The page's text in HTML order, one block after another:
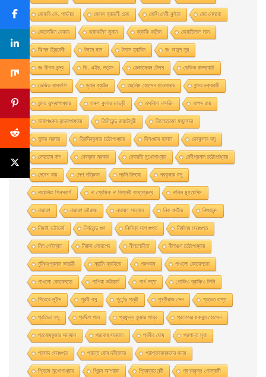
জেফরি কে. গার্ডনার জেমস হ্যাডলী চেজ জেসি মেরী কুইয়া জো নেসবো
জোসেফিন বেকার জ্যাকলিন সুসান জ্যাকি কলিন্স জ্যোতিলাল দাস
ঝিলম ত্রিবেদী টমাস মান টমাস হ্যারিস ডঃ অতুল সুর
ডঃ দীপক চন্দ্র ডি. এইচ. লরেন্স ডেকামেরন টেলস ডেভিড বালড্যাচি
ডেভিড বালদাশি ড্যান ব্রাউন তছলিম হোসেন হাওলাদার তন্ময় চক্রবর্তী
তন্ময় বন্দ্যোপাধ্যায় তরুণ কুমার ভাদুড়ী তসলিমা নাসরিন তাপস রায়
তারাশঙ্কর বন্দ্যোপাধ্যায় তিমিরেন্দু রায়চৌধুরী তিলোত্তমা মজুমদার
তুষার সরদার ত্রিদিবকুমার চট্টোপাধ্যায় দিলওয়ার হাসান দেবকুমার বসু
দেবতোষ দাশ দেবব্রত সরকার দেবারতি মুখােপাধ্যায় দেবীপ্রসাদ চট্টোপাধ্যায়
দেবেশ রায় দেশ পত্রিকা দ্যনি দিদরো নবকুমার বসু
নাতালিয়া গিনসবার্গ না প্রেমিক না বিপ্লবী কাব্যগ্রন্থ নাবিল মুহতাসিম
নারায়ণ নারায়ণ চট্টরাজ নারায়ণ সান্যাল নিক কার্টার নিগুরানন্দ
নিমাই ভট্টাচার্য নির্মলেন্দু গুণ নির্মাল্য দাশ গুপ্ত নির্মাল্য সেনগুপ্ত
নিল গেইম্যান নিয়াজ মোরশেদ নীললােহিত নীলাঞ্জন চট্টোপাধ্যায়
নৃসিংহপ্রসাদ ভাদুড়ী ন্যান্সি ফ্রাইডে পরশুরাম পাওলাে কোয়েলহাে
পাওলাে কোয়েলহো পাপিয়া ভট্টাচার্য পার্থ দত্ত পােজিও ব্রাচ্চিও লিনি
পিয়েরে লুইস পূরবী বসু পূর্ণেন্দু পত্রী পৃথ্বীরাজ সেন প্রচেত গুপ্ত
প্রতিভা বসু প্রদীপ পাল প্রফুল্ল কুমার পাত্র প্রফেসর মকবুল হােসেন
প্রবােধকুমার সান্যাল প্রবােধ সান্যাল প্রবীর ঘােষ প্রশান্ত মৃধা
প্রসাদ সেনগুপ্ত প্রান্ত ঘোষ দস্তিদার প্রাপ্তবয়স্কদের জন্য
প্রিতম মুখোপাধ্যায় প্রিন্স আশরাফ প্রিয়ব্রত নন্দী প্ৰণয়কৃষ্ণ গোস্বামী